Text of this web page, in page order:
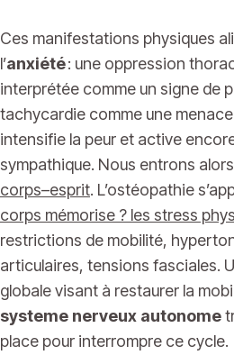
Ces manifestations physiques
l’anxiété: une oppression
interprétée comme un signe de
tachycardie comme une
intensifie la peur et active
sympathique. Nous entrons
corps–esprit. L’ostéopathie
corps mémorise ? les stress
restrictions de mobilité,
articulaires, tensions fasciales.
globale visant à restaurer la
systeme nerveux autonome
place pour interrompre ce cycle.